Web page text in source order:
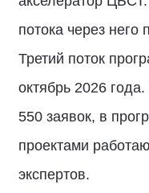
потока через него
Третий поток
октябрь 2026
550 заявок, в
проектами
экспертов.